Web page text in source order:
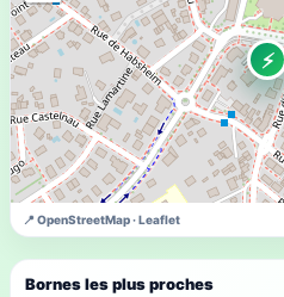
⚡
📍 OpenStreetMap · Leaflet
Bornes les plus proches